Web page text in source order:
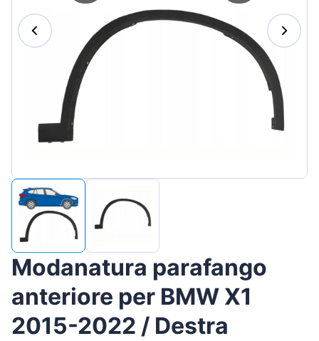
Lietuvių
Modanatura parafango
anteriore per BMW X1
2015-2022 / Destra